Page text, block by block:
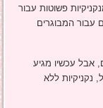
פשוטות עבור
עבור המבוגרים
אבל עכשיו מגיע
נקניקיות ללא